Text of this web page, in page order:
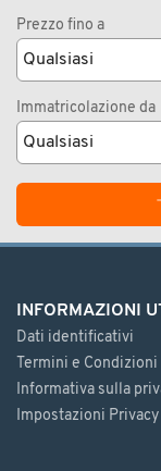
Prezzo fino a
Immatricolazione da
INFORMAZIONI
Dati identificativi
Termini e Condizioni
Informativa sulla
Impostazioni Privacy